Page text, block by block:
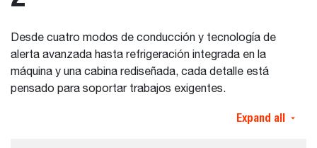
Desde cuatro modos de conducción y tecnología de
alerta avanzada hasta refrigeración integrada en la
máquina y una cabina rediseñada, cada detalle está
pensado para soportar trabajos exigentes.
Expand all